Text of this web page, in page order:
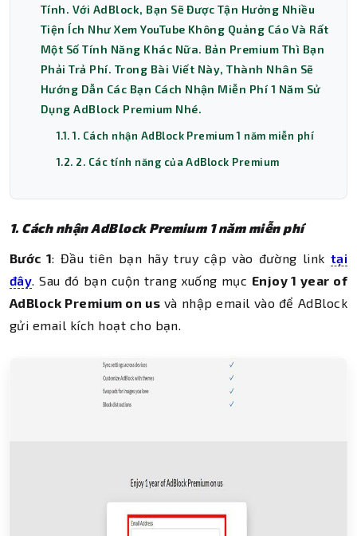
Tính. Với AdBlock, Bạn Sẽ Được Tận Hưởng Nhiều
Tiện Ích Như Xem YouTube Không Quảng Cáo Và Rất
Một Số Tính Năng Khác Nữa. Bản Premium Thì Bạn
Phải Trả Phí. Trong Bài Viết Này, Thành Nhân Sẽ
Hướng Dẫn Các Bạn Cách Nhận Miễn Phí 1 Năm Sử
Dụng AdBlock Premium Nhé.
1.1. 1. Cách nhận AdBlock Premium 1 năm miễn phí
1.2. 2. Các tính năng của AdBlock Premium
1. Cách nhận AdBlock Premium 1 năm miễn phí
Bước 1: Đầu tiên bạn hãy truy cập vào đường link tại
đây. Sau đó bạn cuộn trang xuống mục Enjoy 1 year of
AdBlock Premium on us và nhập email vào để AdBlock
gửi email kích hoạt cho bạn.